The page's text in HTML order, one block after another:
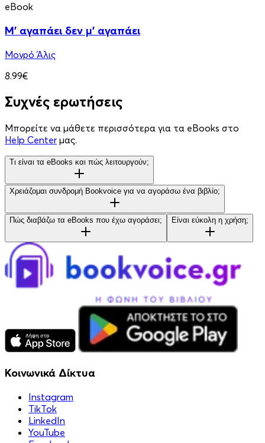
eBook
Μ' αγαπάει δεν μ' αγαπάει
Μονρό Άλις
8.99€
Συχνές ερωτήσεις
Μπορείτε να μάθετε περισσότερα για τα eBooks στο
Help Center μας.
Τι είναι τα eBooks και πώς λειτουργούν;
Χρειάζομαι συνδρομή Bookvoice για να αγοράσω ένα βιβλίο;
Πώς διαβάζω τα eBooks που έχω αγοράσει; Είναι εύκολη η χρήση;
Κοινωνικά Δίκτυα
Instagram
TikTok
LinkedIn
YouTube